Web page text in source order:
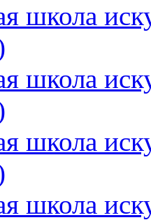
школа
школа
школа
школа